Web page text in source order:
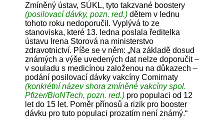
Zmíněný ústav, SÚKL, tyto takzvané boostery
(posilovací dávky, pozn. red.) dětem v lednu
tohoto roku nedoporučil. Vyplývá to ze
stanoviska, které 13. ledna poslala ředitelka
ústavu Irena Storová na ministerstvo
zdravotnictví. Píše se v něm: „Na základě dosud
známých a výše uvedených dat nelze doporučit –
v souladu s medicínou založenou na důkazech –
podání posilovací dávky vakcíny Comirnaty
(konkrétní název shora zmíněné vakcíny spol.
Pfizer/BioNTech, pozn. red.) pro populaci od 12
let do 15 let. Poměr přínosů a rizik pro booster
dávku pro tuto populaci prozatím není známý.“